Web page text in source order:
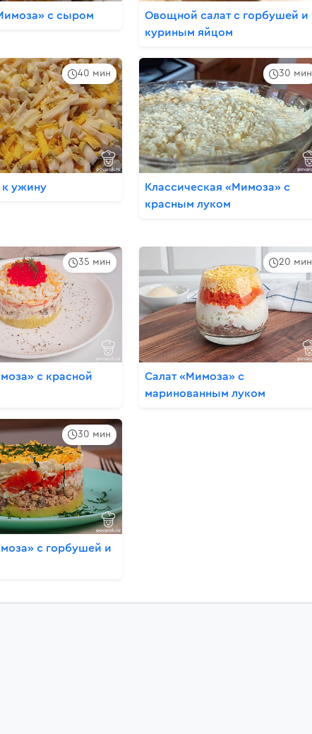
с сыром
Овощной салат с горбушей и
куриным яйцом
40 мин
ужину
30 мин
Классическая «Мимоза» с
красным луком
35 мин
с красной
20 мин
Салат «Мимоза» с
маринованным луком
30 мин
с горбушей и